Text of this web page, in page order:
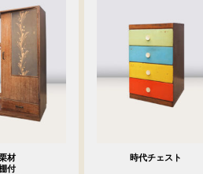
材
付
時代チェスト